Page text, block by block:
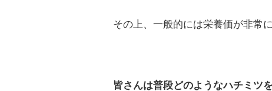
その上、一般的には栄養価が非常
皆さんは普段どのようなハチミツ